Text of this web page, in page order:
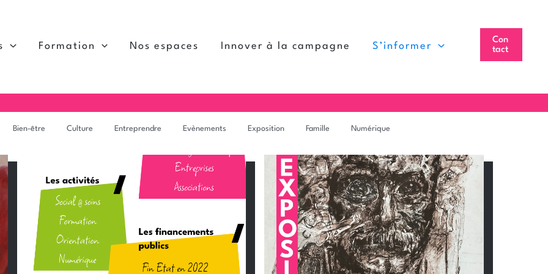
Formation Nos espaces Innover à la campagne S’informer
Con
tact
Bien-être Culture Entreprendre Evènements Exposition Famille Numérique